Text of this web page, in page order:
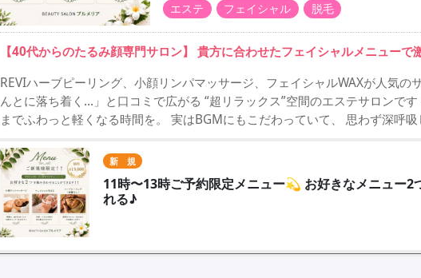
エステ フェイシャル 脱毛
【40代からのたるみ顔専門サロン】 貴方に合わせたフェイシャルメニューで
REVIハーブピーリング、小顔リンパマッサージ、フェイシャルWAXが人気
んとに落ち着く…」と口コミで広がる “超リラックス”空間のエステサロンで
までふわっと軽くなる時間を。 実はBGMにもこだわっていて、 思わず深呼
新 規
11時〜13時ご予約限定メニュー💫 お好きなメニュー2
れる♪